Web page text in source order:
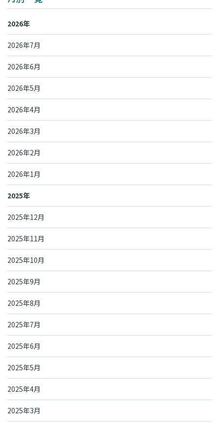
2026年
2026年7月
2026年6月
2026年5月
2026年4月
2026年3月
2026年2月
2026年1月
2025年
2025年12月
2025年11月
2025年10月
2025年9月
2025年8月
2025年7月
2025年6月
2025年5月
2025年4月
2025年3月